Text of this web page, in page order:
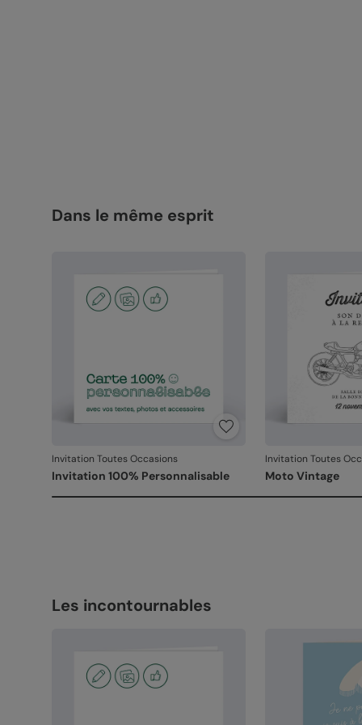
Dans le même esprit
Invitation Toutes Occasions
Invitation 100% Personnalisable
Invitation Toutes
Moto Vintage
Les incontournables